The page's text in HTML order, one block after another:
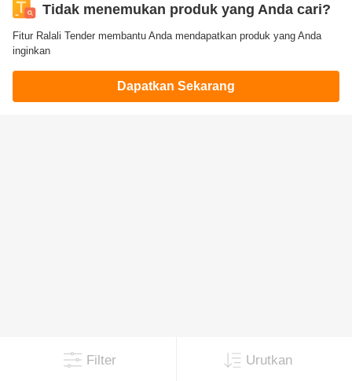
Tidak menemukan produk yang Anda cari?
Fitur Ralali Tender membantu Anda mendapatkan produk yang Anda
inginkan
Dapatkan Sekarang
Filter Urutkan